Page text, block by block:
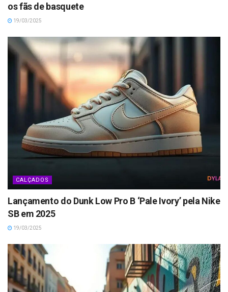
os fãs de basquete
19/03/2025
CALÇADOS
Lançamento do Dunk Low Pro B ‘Pale Ivory’ pela Nike
SB em 2025
19/03/2025